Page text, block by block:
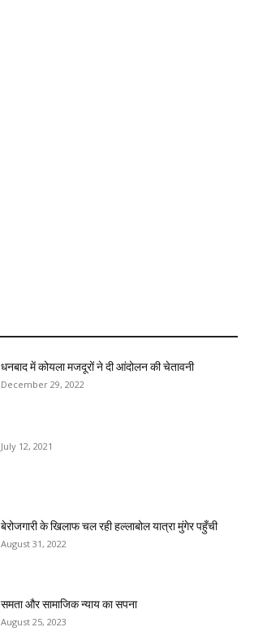
धनबाद में कोयला मजदूरों ने दी आंदोलन की चेतावनी
December 29, 2022
July 12, 2021
बेरोजगारी के खिलाफ चल रही हल्लाबोल यात्रा मुंगेर पहुँची
August 31, 2022
समता और सामाजिक न्याय का सपना
August 25, 2023